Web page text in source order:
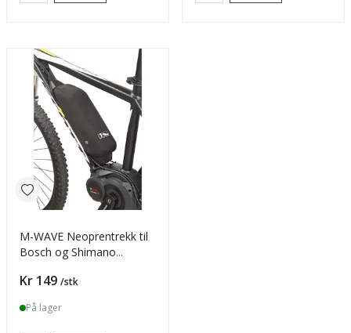
M-WAVE Neoprentrekk til
Bosch og Shimano
Pris
Kr 149 /stk
På lager